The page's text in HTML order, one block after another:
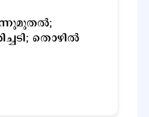
തൊഴില്‍